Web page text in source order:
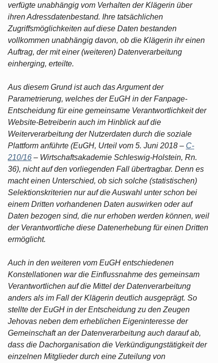
verfügte unabhängig vom Verhalten der Klägerin über
ihren Adressdatenbestand. Ihre tatsächlichen
Zugriffsmöglichkeiten auf diese Daten bestanden
vollkommen unabhängig davon, ob die Klägerin ihr einen
Auftrag, der mit einer (weiteren) Datenverarbeitung
einherging, erteilte.
Aus diesem Grund ist auch das Argument der
Parametrierung, welches der EuGH in der Fanpage-
Entscheidung für eine gemeinsame Verantwortlichkeit der
Website-Betreiberin auch im Hinblick auf die
Weiterverarbeitung der Nutzerdaten durch die soziale
Plattform anführte (EuGH, Urteil vom 5. Juni 2018 – C-
210/16 – Wirtschaftsakademie Schleswig-Holstein, Rn.
36), nicht auf den vorliegenden Fall übertragbar. Denn es
macht einen Unterschied, ob sich solche (statistischen)
Selektionskriterien nur auf die Auswahl unter schon bei
einem Dritten vorhandenen Daten auswirken oder auf
Daten bezogen sind, die nur erhoben werden können, weil
der Verantwortliche diese Datenerhebung für einen Dritten
ermöglicht.
Auch in den weiteren vom EuGH entschiedenen
Konstellationen war die Einflussnahme des gemeinsam
Verantwortlichen auf die Mittel der Datenverarbeitung
anders als im Fall der Klägerin deutlich ausgeprägt. So
stellte der EuGH in der Entscheidung zu den Zeugen
Jehovas neben dem erheblichen Eigeninteresse der
Gemeinschaft an der Datenverarbeitung auch darauf ab,
dass die Dachorganisation die Verkündigungstätigkeit der
einzelnen Mitglieder durch eine Zuteilung von